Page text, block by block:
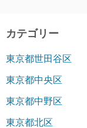
カテゴリー
東京都世田谷区
東京都中央区
東京都中野区
東京都北区